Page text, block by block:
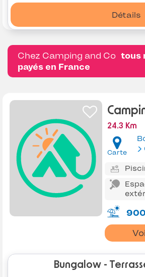
Détails
Chez Camping and Co tous
payés en France
24.3 Km
Carte
Bungalow -